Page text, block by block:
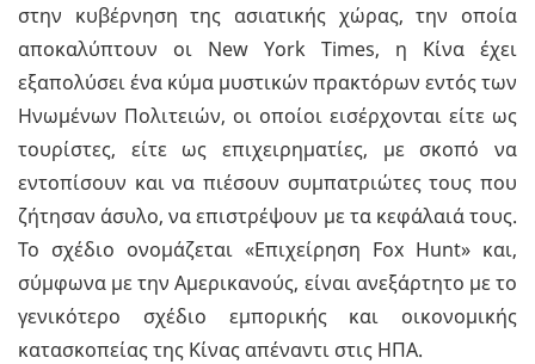
στην κυβέρνηση της ασιατικής χώρας, την οποία
αποκαλύπτουν οι New York Times, η Κίνα έχει
εξαπολύσει ένα κύμα μυστικών πρακτόρων εντός των
Ηνωμένων Πολιτειών, οι οποίοι εισέρχονται είτε ως
τουρίστες, είτε ως επιχειρηματίες, με σκοπό να
εντοπίσουν και να πιέσουν συμπατριώτες τους που
ζήτησαν άσυλο, να επιστρέψουν με τα κεφάλαιά τους.
Το σχέδιο ονομάζεται «Επιχείρηση Fox Hunt» και,
σύμφωνα με την Αμερικανούς, είναι ανεξάρτητο με το
γενικότερο σχέδιο εμπορικής και οικονομικής
κατασκοπείας της Κίνας απέναντι στις ΗΠΑ.